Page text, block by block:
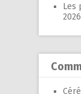
Les
2026